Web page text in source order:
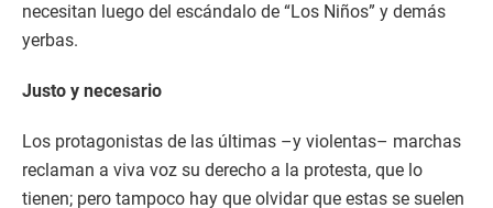
necesitan luego del escándalo de “Los Niños” y demás
yerbas.
Justo y necesario
Los protagonistas de las últimas –y violentas– marchas
reclaman a viva voz su derecho a la protesta, que lo
tienen; pero tampoco hay que olvidar que estas se suelen